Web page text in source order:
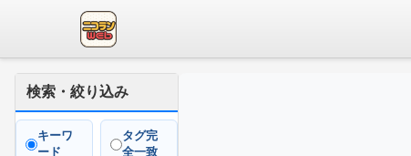
検索・絞り込み
キーワ
ード
タグ完
全一致